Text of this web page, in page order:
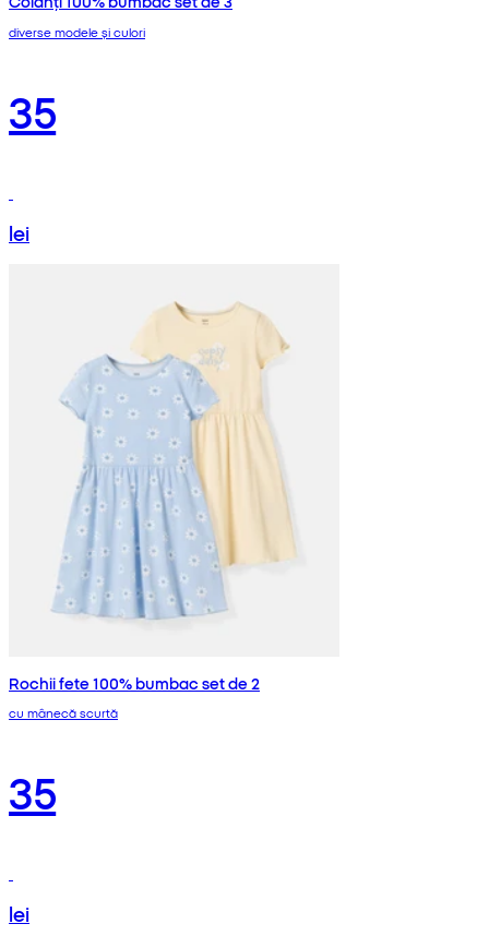
diverse modele și culori
35
lei
Rochii fete 100% bumbac set de 2
cu mânecă scurtă
35
lei